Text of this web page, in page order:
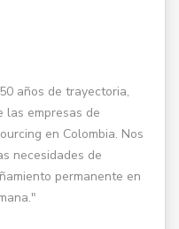
años de trayectoria,
las empresas de
en Colombia. Nos
necesidades de
permanente en